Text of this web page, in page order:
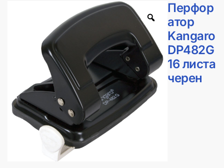
Перфор
атор
Kangaro
DP482G
16 листа
черен